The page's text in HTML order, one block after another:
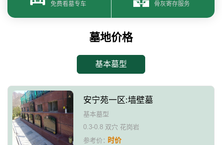
免费看墓专车 骨灰寄存服务
墓地价格
基本墓型
安宁苑一区:墙壁墓
基本墓型
0.3-0.8 双穴 花岗岩
参考价：时价